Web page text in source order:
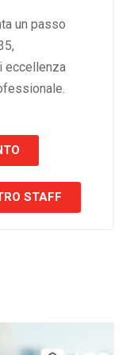
un passo
eccellenza
STAFF